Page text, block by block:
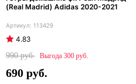
(Real Madrid) Adidas 2020-2021
113429
4.83
990
300
690